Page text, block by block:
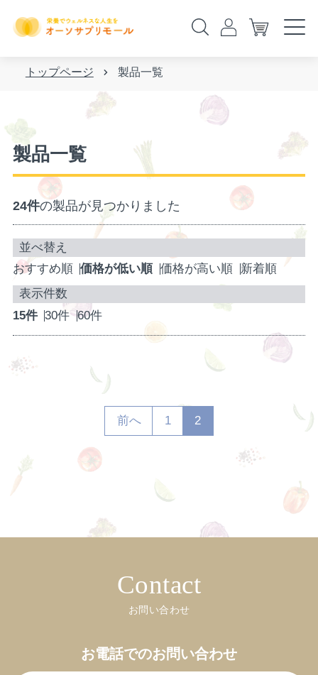
トップページ 製品一覧
製品一覧
24件の製品が見つかりました
おすすめ順 価格が低い順 価格が高い順 新着順
15件 30件 60件
前へ 1 2
Contact
お問い合わせ
お電話でのお問い合わせ